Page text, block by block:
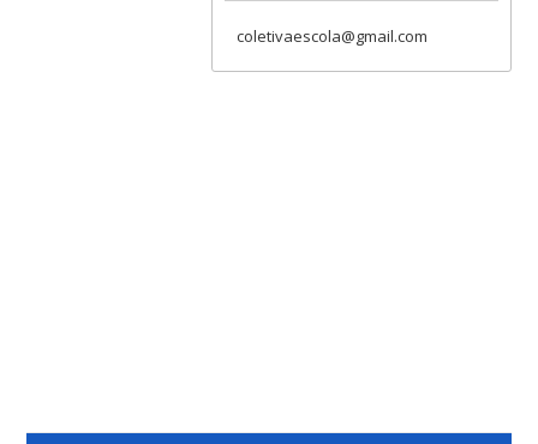
coletivaescola@gmail.com